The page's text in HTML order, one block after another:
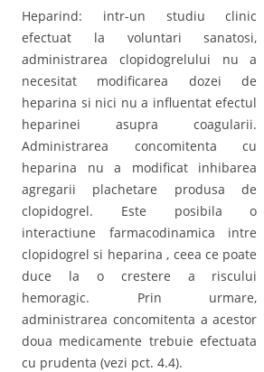
Heparind: intr-un studiu clinic
efectuat la voluntari sanatosi,
administrarea clopidogrelului nu a
necesitat modificarea dozei de
heparina si nici nu a influentat efectul
heparinei asupra coagularii.
Administrarea concomitenta cu
heparina nu a modificat inhibarea
agregarii plachetare produsa de
clopidogrel. Este posibila o
interactiune farmacodinamica intre
clopidogrel si heparina , ceea ce poate
duce la o crestere a riscului
hemoragic. Prin urmare,
administrarea concomitenta a acestor
doua medicamente trebuie efectuata
cu prudenta (vezi pct. 4.4).